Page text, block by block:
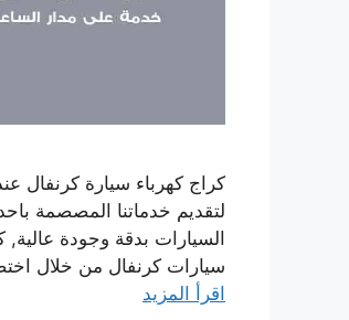
كراج كهرباء سيارة كرنفال
لتقديم خدماتنا المصصمة
السيارات بدقة وجودة
سيارات كرنفال من خلال
اقرأ المزيد